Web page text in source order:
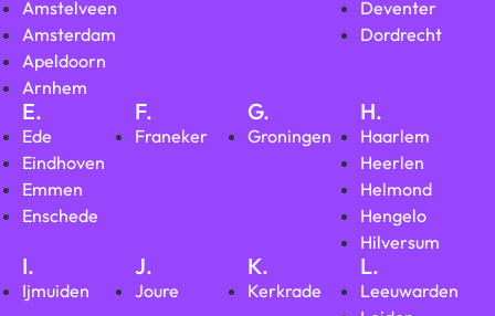
Amstelveen
Amsterdam
Apeldoorn
Arnhem
Deventer
Dordrecht
E.
Ede
Eindhoven
Emmen
Enschede
F.
Franeker
G.
Groningen
H.
Haarlem
Heerlen
Helmond
Hengelo
Hilversum
I.
Ijmuiden
J.
Joure
K.
Kerkrade
L.
Leeuwarden